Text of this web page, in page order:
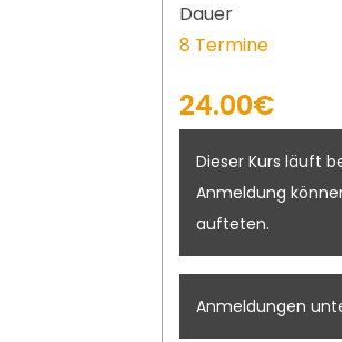
Dauer
8 Termine
24.00€
Dieser Kurs läuft
Anmeldung
aufteten.
Anmeldungen